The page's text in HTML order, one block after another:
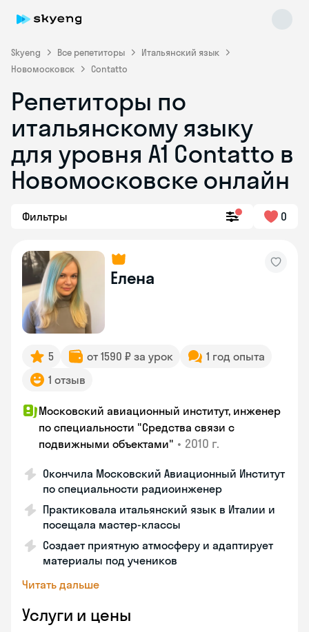
Skyeng Все репетиторы
Итальянский язык
Новомосковск
Contatto
Репетиторы по
итальянскому языку
для уровня А1 Contatto в
Новомосковске онлайн
Фильтры 0
Елена
5 от 1590 ₽ за урок
1 год опыта
1 отзыв
Московский авиационный институт, инженер
по специальности "Средства связи с
подвижными объектами" • 2010 г.
Окончила Московский Авиационный Институт
по специальности радиоинженер
Практиковала итальянский язык в Италии и
посещала мастер-классы
Создает приятную атмосферу и адаптирует
материалы под учеников
Читать дальше
Услуги и цены
Skyeng Chat